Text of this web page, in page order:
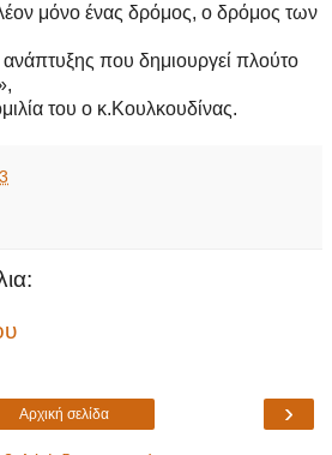
μόνο ένας δρόμος, ο δρόμος των
που δημιουργεί πλούτο
του ο κ.Κουλκουδίνας.
›
Αρχική σελίδα